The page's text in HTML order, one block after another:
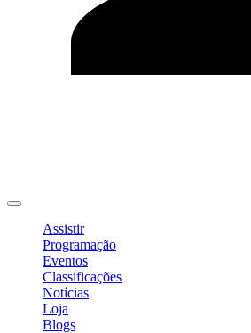
Assistir
Programação
Eventos
Classificações
Notícias
Loja
Blogs